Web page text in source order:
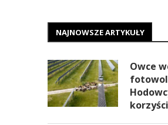
NAJNOWSZE ARTYKUŁY
Owce
korzyści